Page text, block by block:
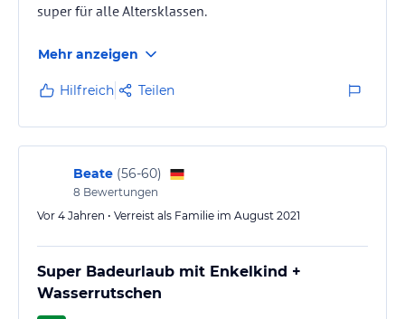
super für alle Altersklassen.
Mehr anzeigen
Hilfreich Teilen
Beate (56-60)
8 Bewertungen
Vor 4 Jahren • Verreist als Familie im August 2021
Super Badeurlaub mit Enkelkind +
Wasserrutschen